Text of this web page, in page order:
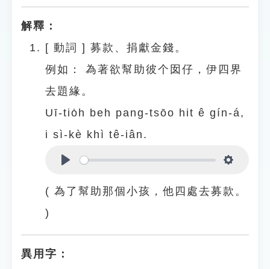
貓頭鷹博士
解釋：
[ 動詞 ] 募款、捐獻金錢。
例如：
為著欲幫助彼个囡仔，伊四界
去題緣。
Uī-tio̍h beh pang-tsōo hit ê gín-á,
i sì-kè khì tê-iân.
( 為了幫助那個小孩，他四處去募款。
)
異用字：